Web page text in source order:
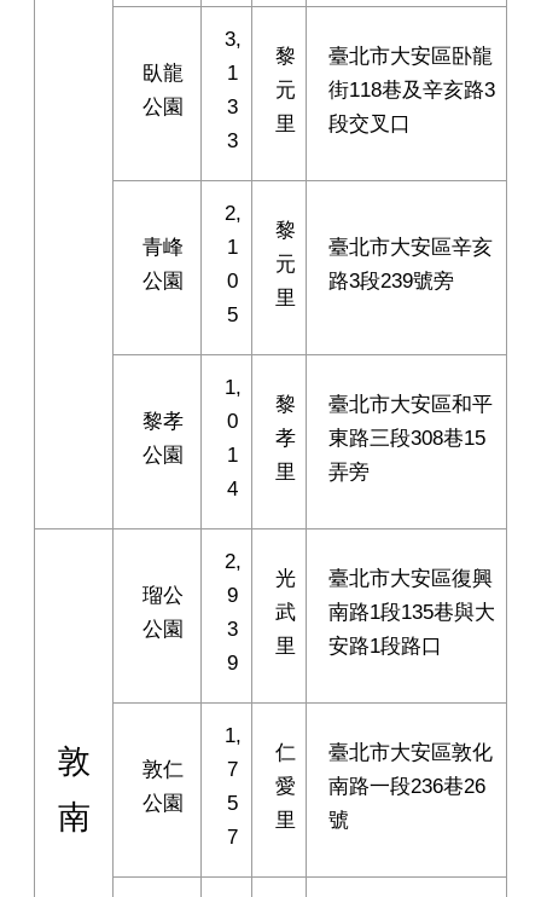
臥龍
公園
3,
1
3
3
黎
元
里
臺北市大安區卧龍
街118巷及辛亥路3
段交叉口
青峰
公園
2,
1
0
5
黎
元
里
臺北市大安區辛亥
路3段239號旁
黎孝
公園
1,
0
1
4
黎
孝
里
臺北市大安區和平
東路三段308巷15
弄旁
敦
南
瑠公
公園
2,
9
3
9
光
武
里
臺北市大安區復興
南路1段135巷與大
安路1段路口
敦仁
公園
1,
7
5
7
仁
愛
里
臺北市大安區敦化
南路一段236巷26
號